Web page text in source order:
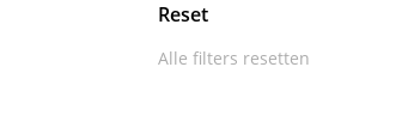
Reset
Alle filters resetten